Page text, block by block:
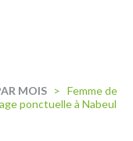
MOIS > Femme de
ponctuelle à Nabeul